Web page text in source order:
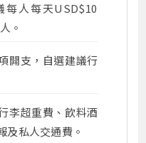
每人每天USD$10
。
開支，自選建議行
李超重費、飲料酒
及私人交通費。